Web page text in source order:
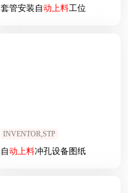
套管安装自动上料工位
INVENTOR,STP
自动上料冲孔设备图纸